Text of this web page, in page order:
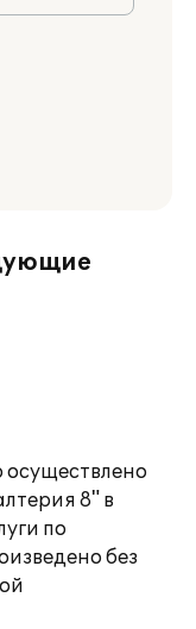
8" в
по
без